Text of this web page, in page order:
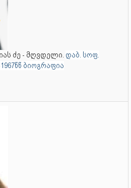
ძე - მღვდელი. დაბ. სოფ.
1967წწ ბიოგრაფია